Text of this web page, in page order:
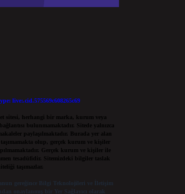
live:.cid.575569c608265c69
sitesi, herhangi bir marka, kurum veya
bulunmamaktadır. Sitede yalnızca
paylaşılmaktadır. Burada yer alan
olup, gerçek kurum ve kişiler
Gerçek kurum ve kişiler ile
tesadüfidir. Sitemizdeki bilgiler taslak
taşımazlar.
gereğince Bilgi Teknolojileri ve İletişim
onaylanmış bir Yer Sağlayıcı olarak